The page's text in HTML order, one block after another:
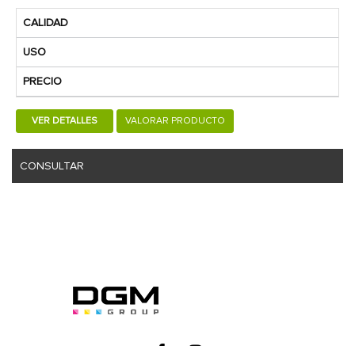
CALIDAD
USO
PRECIO
VER DETALLES VALORAR PRODUCTO
CONSULTAR